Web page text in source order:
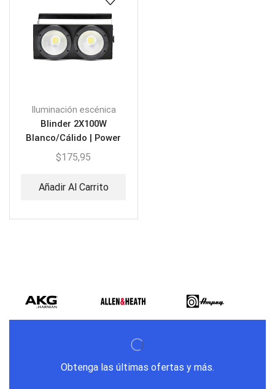
Iluminación escénica
Blinder 2X100W
Blanco/Cálido | Power
Stage PS-BLLED2100DB
$175,95
Añadir Al Carrito
Obtenga las últimas ofertas y más.